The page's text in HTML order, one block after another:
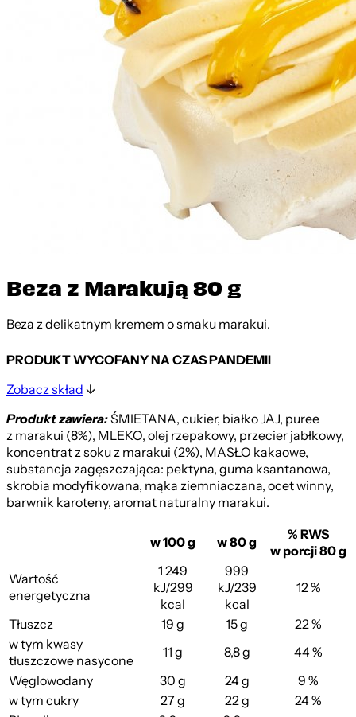
Beza z Marakują 80 g
Beza z delikatnym kremem o smaku marakui.
PRODUKT WYCOFANY NA CZAS PANDEMII
Zobacz skład
Produkt zawiera:ŚMIETANA, cukier, białko JAJ, puree
z marakui (8%), MLEKO, olej rzepakowy, przecier jabłkowy,
koncentrat z soku z marakui (2%), MASŁO kakaowe,
substancja zagęszczająca: pektyna, guma ksantanowa,
skrobia modyfikowana, mąka ziemniaczana, ocet winny,
barwnik karoteny, aromat naturalny marakui.
w 100 g w 80 g
% RWS
w porcji 80 g
Wartość
energetyczna
1 249
kJ/299
kcal
999
kJ/239
kcal
12 %
Tłuszcz 19 g 15 g
22 %
w tym kwasy
tłuszczowe nasycone
11 g 8,8 g
44 %
Węglowodany
30 g 24 g
9 %
w tym cukry
27 g 22 g
24 %